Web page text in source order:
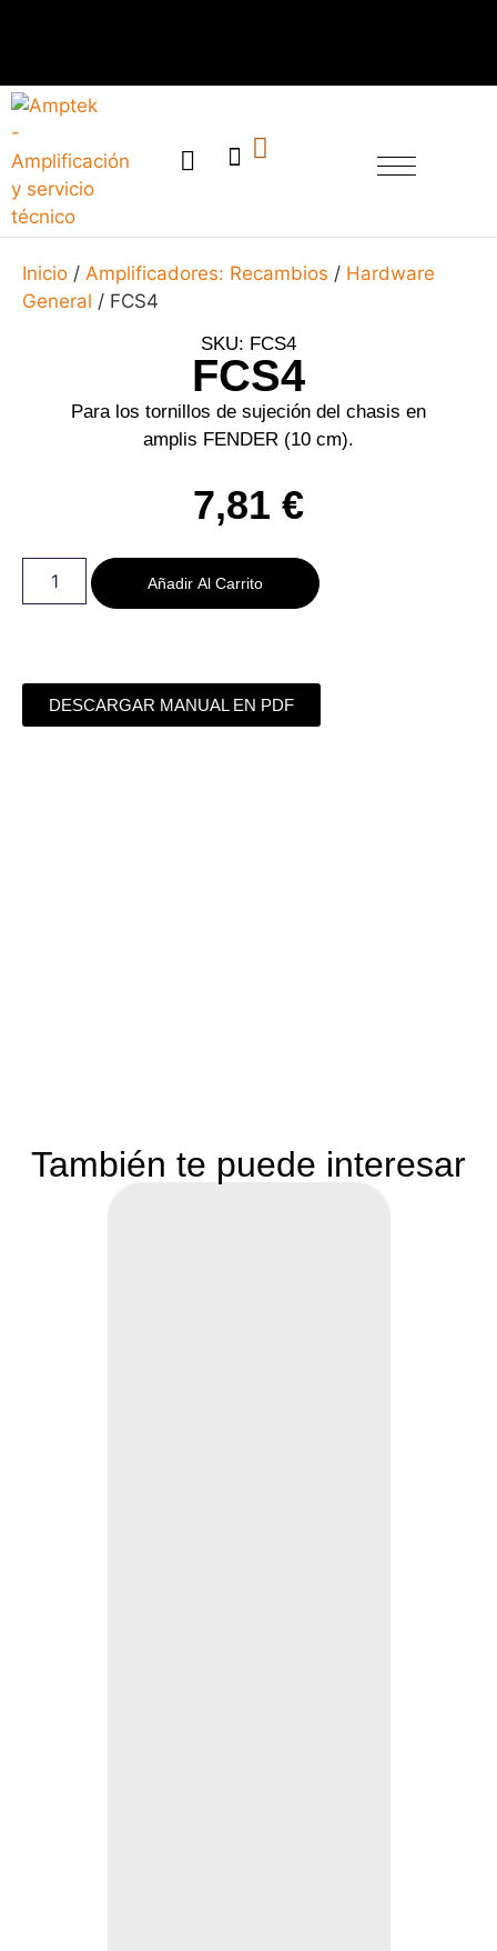
Inicio / Amplificadores: Recambios / Hardware
General / FCS4
SKU: FCS4
FCS4
Para los tornillos de sujeción del chasis en
amplis FENDER (10 cm).
7,81 €
Añadir Al Carrito
DESCARGAR MANUAL EN PDF
También te puede interesar